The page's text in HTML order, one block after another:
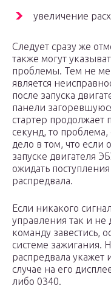
увеличение
Следует сразу же
также могут
проблемы. Тем не
является
после запуска
панели
стартер продолжает
секунд, то
дело в том, что если
запуске двигателя
ожидать
распредвала.
Если никакого
управления так и не
команду завестись,
системе зажигания.
распредвала
случае на его
либо 0340.